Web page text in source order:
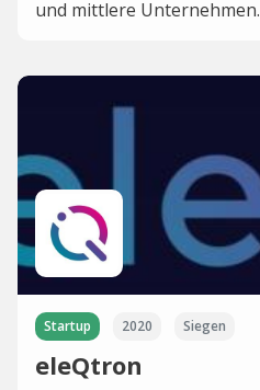
und mittlere Unternehmen.
Startup 2020 Siegen
eleQtron